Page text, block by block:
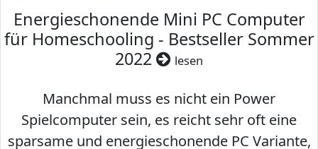
Energieschonende Mini PC Computer
für Homeschooling - Bestseller Sommer
2022
lesen
Manchmal muss es nicht ein Power
Spielcomputer sein, es reicht sehr oft eine
sparsame und energieschonende PC Variante,